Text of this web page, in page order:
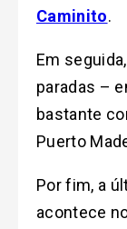
Caminito.
Em
paradas –
bastante
Puerto
Por fim, a
acontece